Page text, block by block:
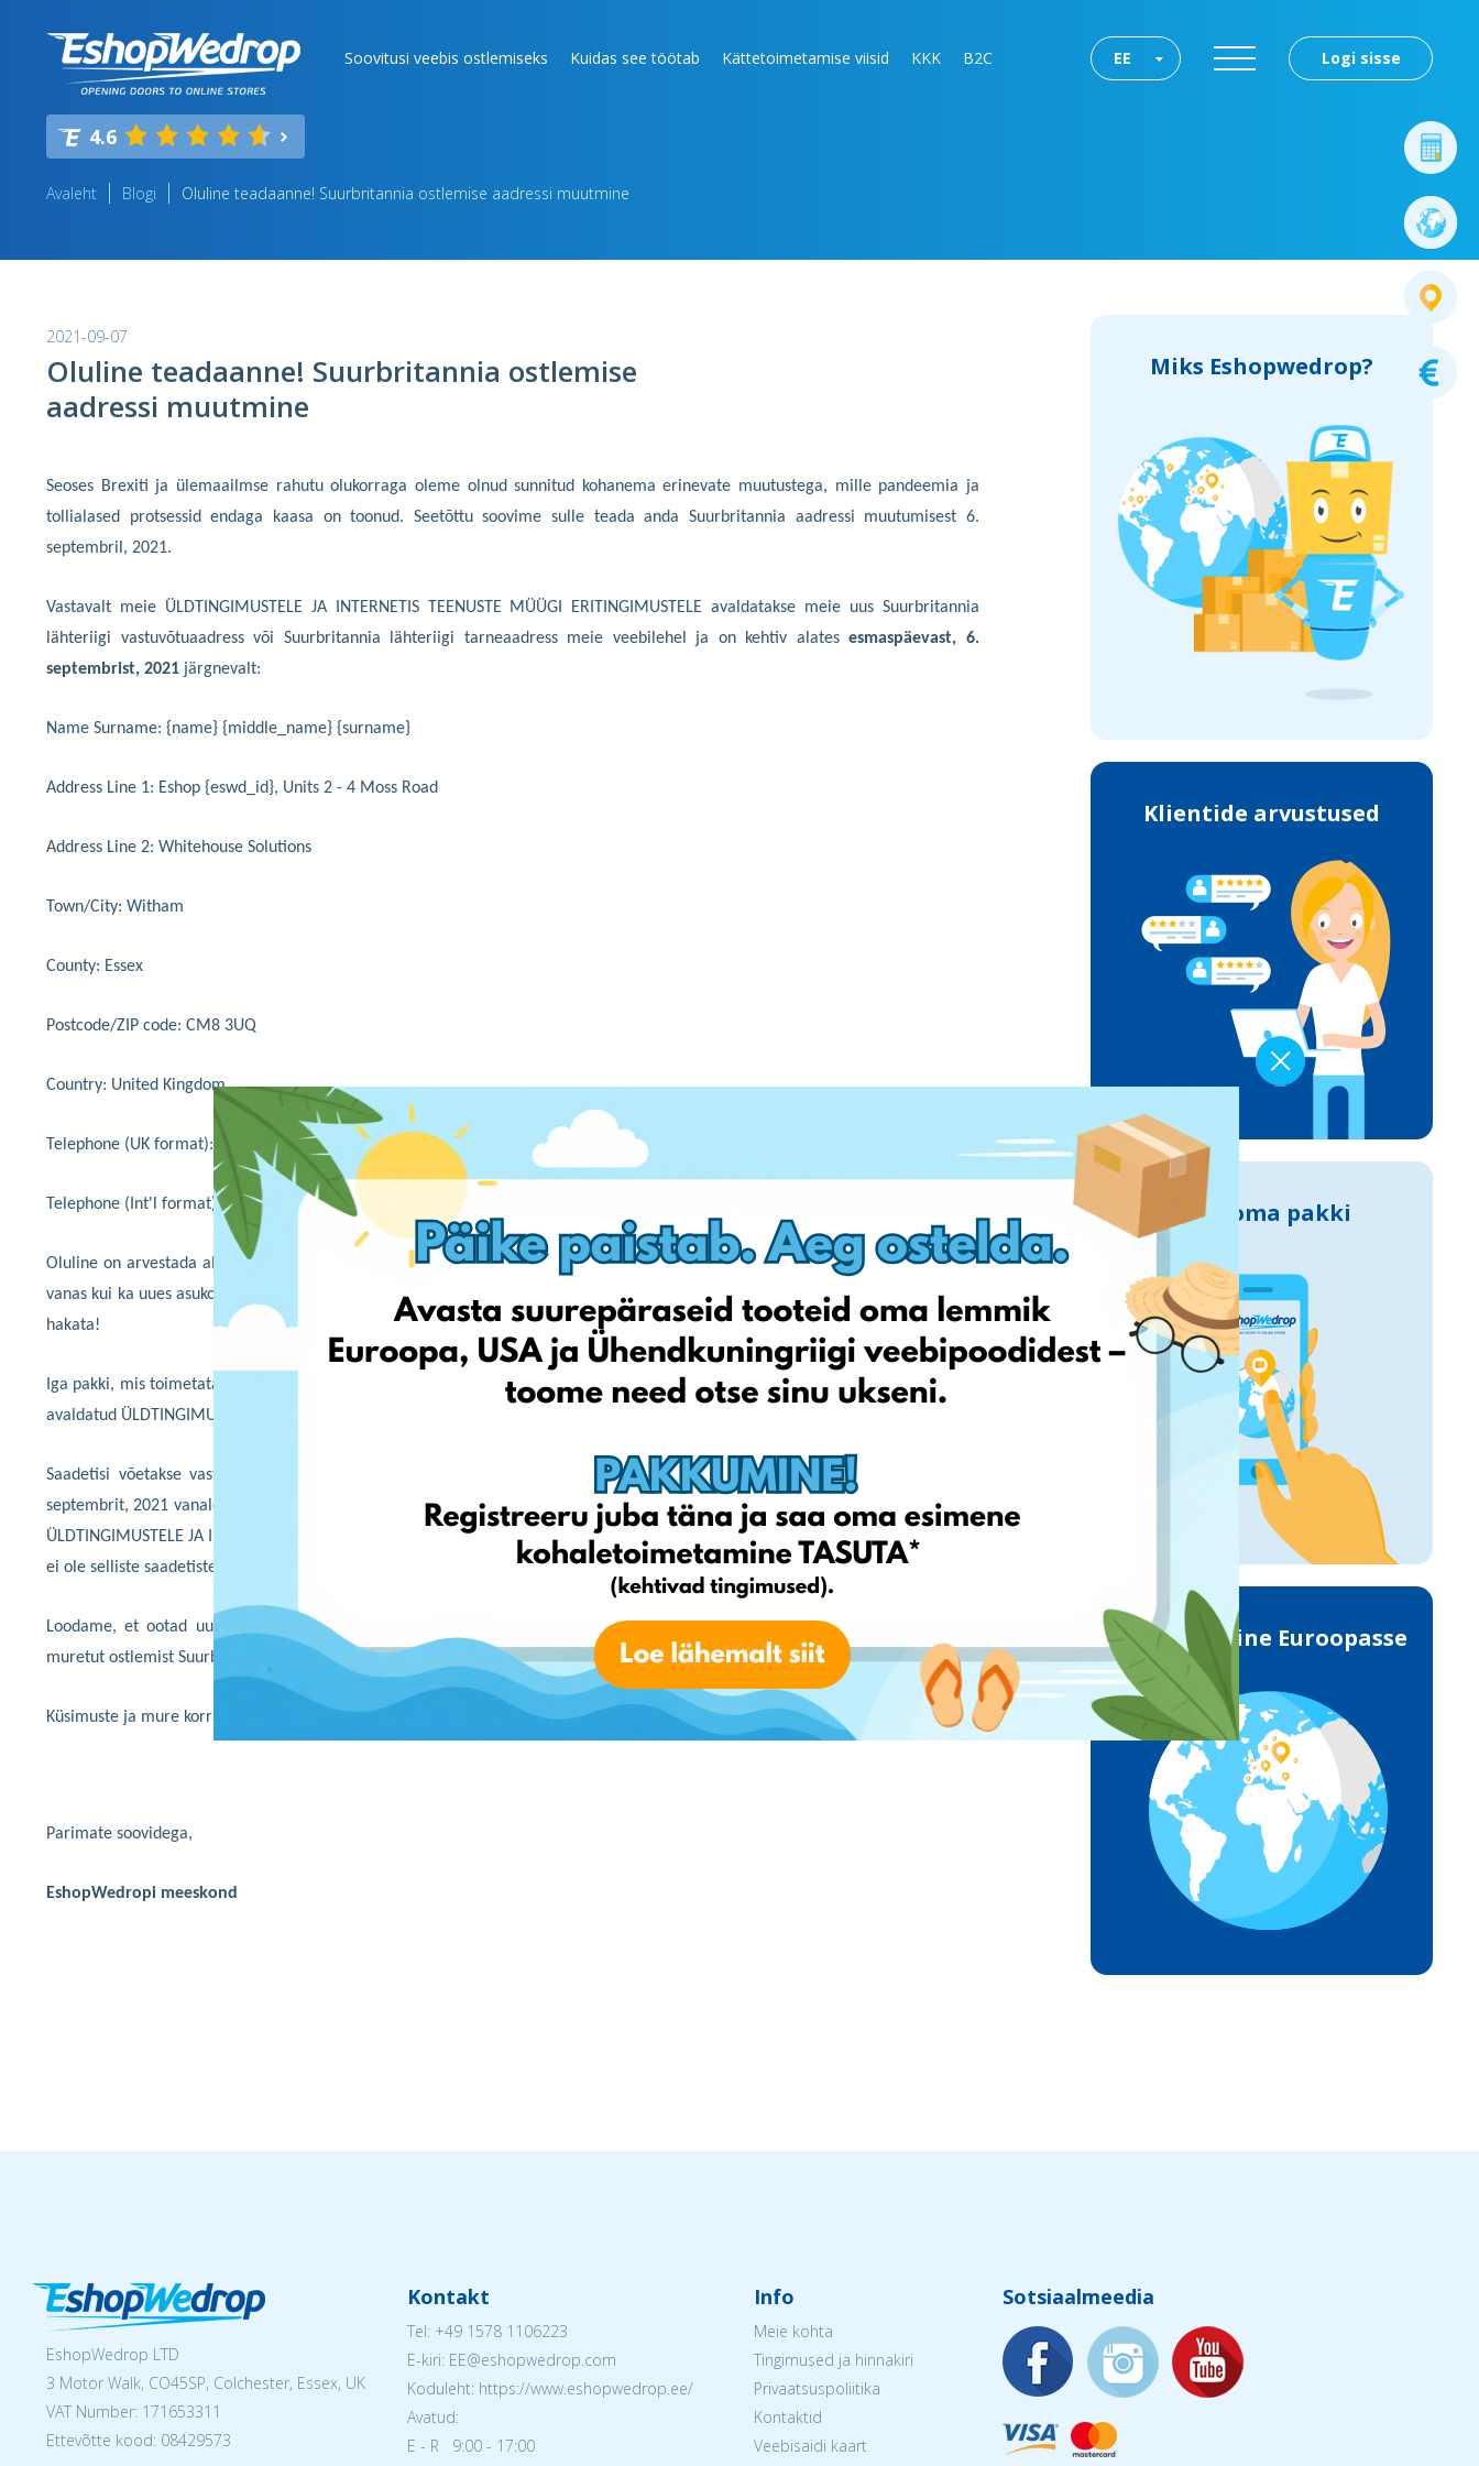
Soovitusi veebis ostlemiseks Kuidas see töötab Kättetoimetamise viisid KKK B2C Logi sisse
EE
4.6
Avaleht Blogi Oluline teadaanne! Suurbritannia ostlemise aadressi muutmine
2021-09-07
Oluline teadaanne! Suurbritannia ostlemise
aadressi muutmine
Seoses Brexiti ja ülemaailmse rahutu olukorraga oleme olnud sunnitud kohanema erinevate muutustega, mille pandeemia ja
tollialased protsessid endaga kaasa on toonud. Seetõttu soovime sulle teada anda Suurbritannia aadressi muutumisest 6.
septembril, 2021.
Vastavalt meie ÜLDTINGIMUSTELE JA INTERNETIS TEENUSTE MÜÜGI ERITINGIMUSTELE avaldatakse meie uus Suurbritannia
lähteriigi vastuvõtuaadress või Suurbritannia lähteriigi tarneaadress meie veebilehel ja on kehtiv alatesesmaspäevast, 6.
septembrist, 2021 järgnevalt:
Name Surname: {name} {middle_name} {surname}
Address Line 1: Eshop {eswd_id}, Units 2 - 4 Moss Road
Address Line 2: Whitehouse Solutions
Town/City: Witham
County: Essex
Postcode/ZIP code: CM8 3UQ
Country: United Kingdom
Telephone (UK format): 02035144847
Telephone (Int'l format): +44 2035144847
Oluline on arvestada allpool toodud peamiste kuupäevadega, mil vahepealne periood võimaldab meil pakke vastu võtta nii meie
vanas kui ka uues asukohas. Soovitame klientidel asjatute probleemide vältimiseks uut aadressi siiski võimalikult kiiresti kasutama
hakata!
Iga pakki, mis toimetatakse meie uuele aadressile alates esmaspäevast, 6. septembrist, 2021,loetakse vastavalt meie veebilehel
avaldatud ÜLDTINGIMUSTELE JA INTERNETIS TEENUSTE MÜÜGI ERITINGIMUSTELE saadetiseks.
Saadetisi võetakse vastu ja töödeldakse meie vanal Suurbritannia tarneaadressil reedeni, 24. septembrini, 2021
septembrit, 2021 vanale aadressile toimetatud pakid ei jõua meieni ja neid pakke ei käsitleta vastavalt meie veebilehel avaldatud
ÜLDTINGIMUSTELE JA INTERNETIS TEENUSTE MÜÜGI ERITINGIMUSTELE saadetistena ( punktid 3.2 (1) (i) ja 3.10 (2) (ii) ) ning meil
ei ole selliste saadetiste eest võimalik enam vastutust võtta.
Loodame, et ootad uusi põnevaid võimalusi, mille praegune muudatus kaasa toob, sama palju kui meie ja naudid jätkuvalt
muretut ostlemist Suurbritannia brändide juures.
Küsimuste ja mure korral võta julgesti ühendust meie klienditeeninduse meeskonnaga.
Parimate soovidega,
EshopWedropi meeskond
Miks Eshopwedrop?
Klientide arvustused
Jälgi oma pakki
Toimetamine Euroopasse
EshopWedrop LTD
3 Motor Walk, CO45SP, Colchester, Essex, UK
VAT Number: 171653311
Ettevõtte kood: 08429573
Kontakt
Tel: +49 1578 1106223
E-kiri: EE@eshopwedrop.com
Koduleht: https://www.eshopwedrop.ee/
Avatud:
E - R 9:00 - 17:00
Info
Meie kohta
Tingimused ja hinnakiri
Privaatsuspoliitika
Kontaktid
Veebisaidi kaart
Sotsiaalmeedia